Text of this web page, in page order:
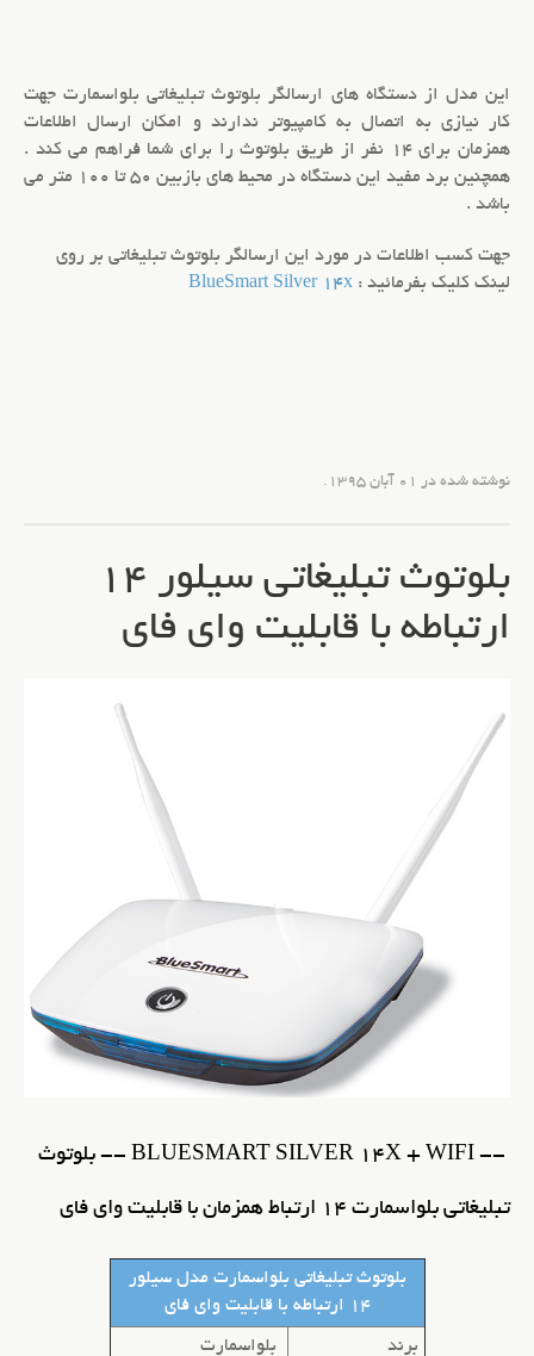
این مدل از دستگاه های ارسالگر بلوتوث تبلیغاتی بلواسمارت جهت
کار نیازی به اتصال به کامپیوتر ندارند و امکان
ارسال اطلاعات
همزمان
برای 14 نفر از طریق بلوتوث را برای شما فراهم می کند .
همچنین برد مفید این دستگاه در محیط های باز
بین 50 تا 100 متر می
باشد .
جهت کسب اطلاعات در مورد این ارسالگر بلوتوث تبلیغاتی بر روی
لینک کلیک بفرمائید : BlueSmart Silver 14x
نوشته شده در 01 آبان 1395 .
بلوتوث تبلیغاتی سیلور 14
ارتباطه با قابلیت وای فای
-- BLUESMART SILVER 14X + WIFI -- بلوتوث
تبلیغاتی بلواسمارت 14 ارتباط همزمان با قابلیت وای فای
بلوتوث تبلیغاتی بلواسمارت مدل سیلور
14 ارتباطه با قابلیت وای فای
برند بلواسمارت